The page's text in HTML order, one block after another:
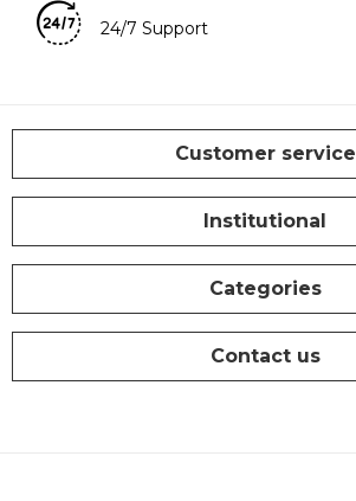
24/7 Support
Customer service
Institutional
Categories
Contact us